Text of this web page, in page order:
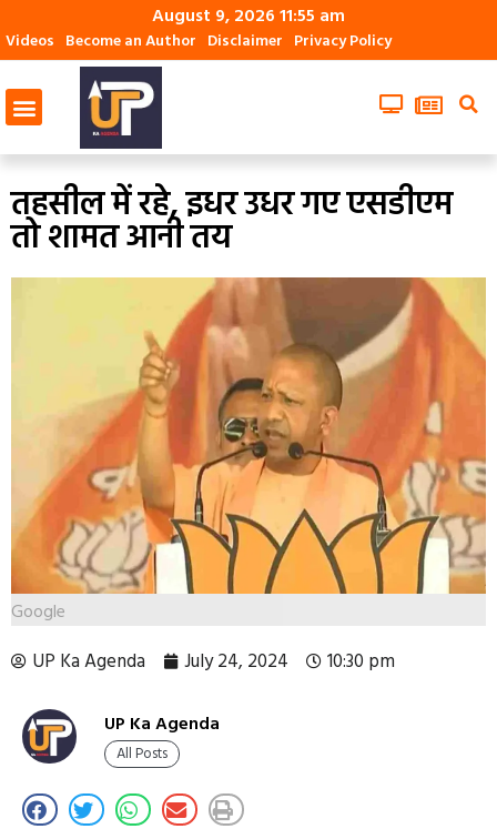
August 9, 2026 11:55 am
Videos Become an Author Disclaimer Privacy Policy
तहसील में रहे, इधर उधर गए एसडीएम
तो शामत आनी तय
Google
UP Ka Agenda July 24, 2024 10:30 pm
UP Ka Agenda
All Posts